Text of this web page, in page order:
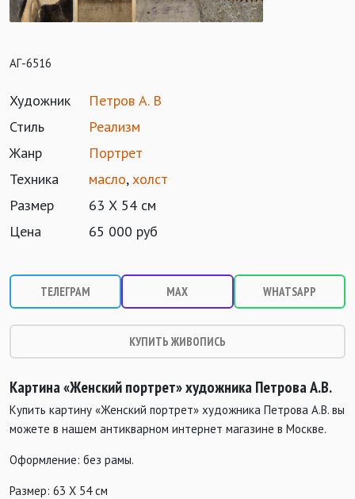
АГ-6516
Художник
Петров А. В
Стиль
Реализм
Жанр
Портрет
Техника
масло,холст
Размер
63 Х 54 см
Цена
65 000 руб
ТЕЛЕГРАМ MAX WHATSAPP
КУПИТЬ ЖИВОПИСЬ
Картина «Женский портрет» художника Петрова А.В.
Купить картину «Женский портрет» художника Петрова А.В. вы
можете в нашем антикварном интернет магазине в Москве.
Оформление: без рамы.
Размер: 63 Х 54 см